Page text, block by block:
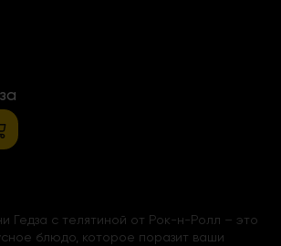
Гедза с телятиной от Рок-н-Ролл – это
блюдо, которое поразит ваши